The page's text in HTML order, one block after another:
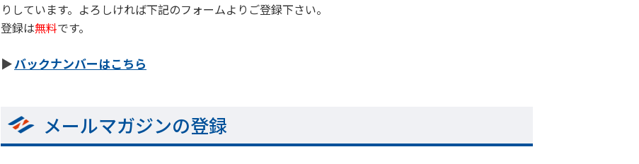
りしています。よろしければ下記のフォームよりご登録下さい。
登録は無料です。
バックナンバーはこちら
メールマガジンの登録